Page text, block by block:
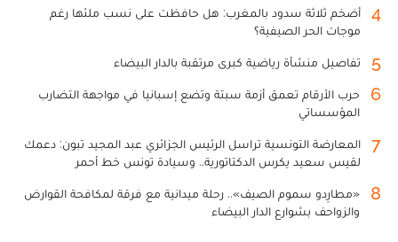
4
أضخم ثلاثة سدود بالمغرب: هل حافظت على نسب ملئها رغم
موجات الحر الصيفية؟
5 تفاصيل منشأة رياضية كبرى مرتقبة بالدار البيضاء
6
حرب الأرقام تعمق أزمة سبتة وتضع إسبانيا في مواجهة التضارب
المؤسساتي
7
المعارضة التونسية تراسل الرئيس الجزائري عبد المجيد تبون: دعمك
لقيس سعيد يكرس الدكتاتورية.. وسيادة تونس خط أحمر
8
«مطارِدو سموم الصيف».. رحلة ميدانية مع فرقة لمكافحة القوارض
والزواحف بشوارع الدار البيضاء